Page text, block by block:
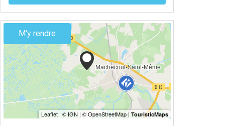
M'y rendre